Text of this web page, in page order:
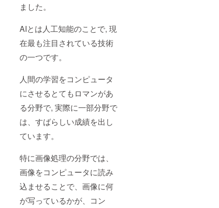
ました。
AIとは人工知能のことで, 現
在最も注目されている技術
の一つです。
人間の学習をコンピュータ
にさせるとてもロマンがあ
る分野で, 実際に一部分野で
は、すばらしい成績を出し
ています。
特に画像処理の分野では、
画像をコンピュータに読み
込ませることで、画像に何
が写っているかが、コン